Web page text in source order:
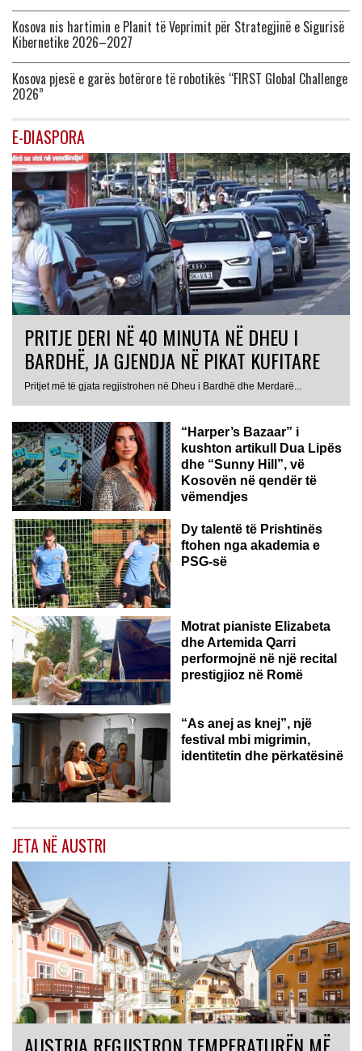
Kosova nis hartimin e Planit të Veprimit për Strategjinë e Sigurisë
Kibernetike 2026–2027
Kosova pjesë e garës botërore të robotikës “FIRST Global Challenge
2026”
E-DIASPORA
PRITJE DERI NË 40 MINUTA NË DHEU I
BARDHË, JA GJENDJA NË PIKAT KUFITARE
Pritjet më të gjata regjistrohen në Dheu i Bardhë dhe Merdarë...
“Harper’s Bazaar” i
kushton artikull Dua Lipës
dhe “Sunny Hill”, vë
Kosovën në qendër të
vëmendjes
Dy talentë të Prishtinës
ftohen nga akademia e
PSG-së
ROMË
Motrat pianiste Elizabeta
dhe Artemida Qarri
performojnë në një recital
prestigjioz në Romë
“As anej as knej”, një
festival mbi migrimin,
identitetin dhe përkatësinë
JETA NË AUSTRI